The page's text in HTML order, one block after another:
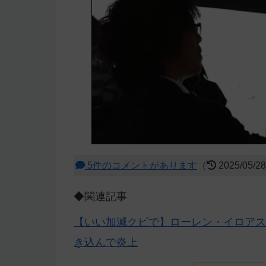
5件のコメントがあります （ 2025/05/
◆関連記事
【いい加減クビで】ローレン・イロア
き込んで炎上